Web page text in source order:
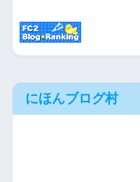
にほんブログ村